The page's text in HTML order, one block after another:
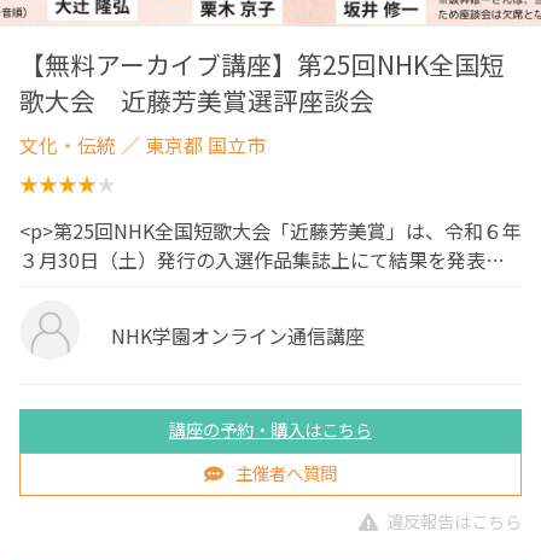
【無料アーカイブ講座】第25回NHK全国短
歌大会 近藤芳美賞選評座談会
文化・伝統 ／ 東京都 国立市
<p>第25回NHK全国短歌大会「近藤芳美賞」は、令和６年
３月30日（土）発行の入選作品集誌上にて結果を発表…
NHK学園オンライン通信講座
講座の予約・購入はこちら
主催者へ質問
違反報告はこちら